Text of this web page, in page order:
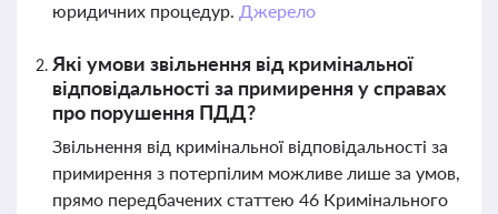
юридичних процедур. Джерело
Які умови звільнення від кримінальної
відповідальності за примирення у справах
про порушення ПДД?
Звільнення від кримінальної відповідальності за
примирення з потерпілим можливе лише за умов,
прямо передбачених статтею 46 Кримінального